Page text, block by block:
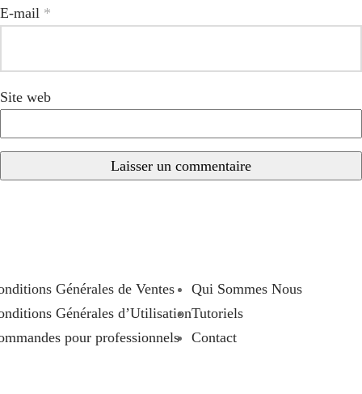
E-mail *
Site web
Générales de Ventes
Générales d’Utilisation
pour professionnels
Qui Sommes Nous
Tutoriels
Contact